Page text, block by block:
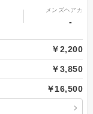
メンズヘアカラ
-
￥2,200
￥3,850
￥16,500